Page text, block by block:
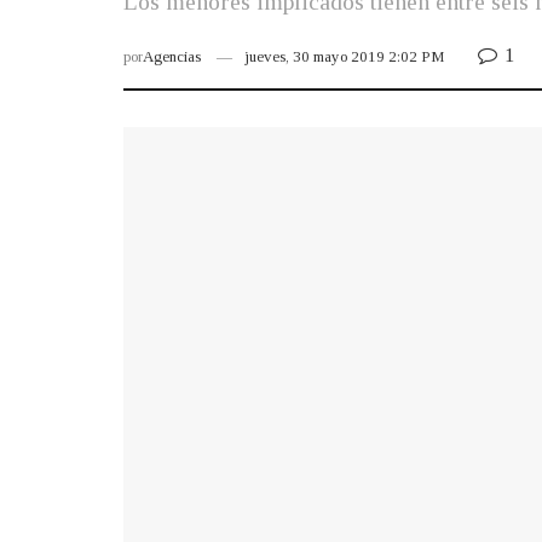
porAgencias jueves, 30 mayo 2019 2:02 PM 1